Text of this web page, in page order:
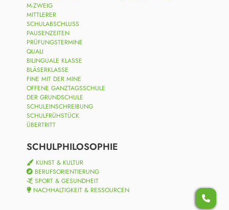
M-ZWEIG
MITTLERER
SCHULABSCHLUSS
PAUSENZEITEN
PRÜFUNGSTERMINE
QUALI
BILINGUALE KLASSE
BLÄSERKLASSE
FINE MIT DER MINE
OFFENE GANZTAGSSCHULE
DER GRUNDSCHULE
SCHULEINSCHREIBUNG
SCHULFRÜHSTÜCK
ÜBERTRITT
SCHULPHILOSOPHIE
KUNST & KULTUR
BERUFSORIENTIERUNG
SPORT & GESUNDHEIT
NACHHALTIGKEIT & RESSOURCEN